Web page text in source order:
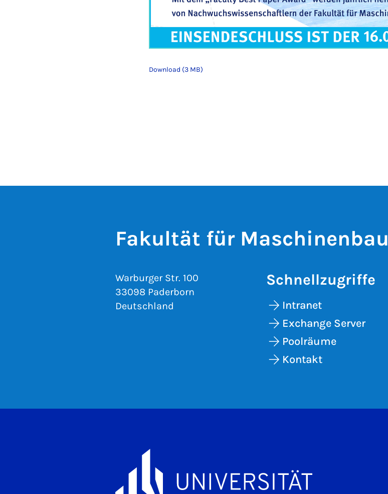
Download (3 MB)
Fakultät für Maschinenbau
Warburger Str. 100
33098 Paderborn
Deutschland
Schnellzugriffe
Intranet
Exchange Server
Poolräume
Kontakt